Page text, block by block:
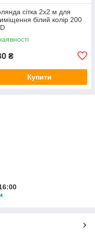
сітка 2х2 м для
білий колір 200
₴
Купити